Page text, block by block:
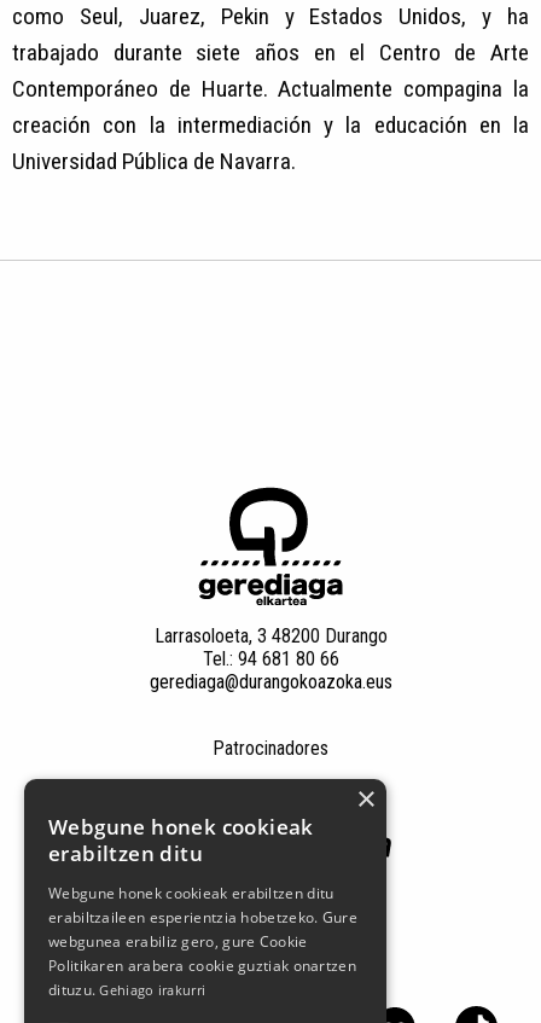
como Seul, Juarez, Pekin y Estados Unidos, y ha
trabajado durante siete años en el Centro de Arte
Contemporáneo de Huarte. Actualmente compagina la
creación con la intermediación y la educación en la
Universidad Pública de Navarra.
Larrasoloeta, 3 48200 Durango
Tel.: 94 681 80 66
gerediaga@durangokoazoka.eus
Patrocinadores
Síguenos en las redes sociales
×
Webgune honek cookieak
erabiltzen ditu
Webgune honek cookieak erabiltzen ditu
erabiltzaileen esperientzia hobetzeko. Gure
webgunea erabiliz gero, gure Cookie
Politikaren arabera cookie guztiak onartzen
dituzu.Gehiago irakurri